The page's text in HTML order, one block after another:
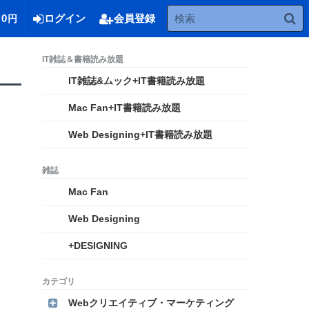
0 円 ログイン 会員登録
IT雑誌&ムック+IT書籍読み放題
Mac Fan+IT書籍読み放題
Web Designing+IT書籍読み放題
Mac Fan
Web Designing
+DESIGNING
Webクリエイティブ・マーケティング